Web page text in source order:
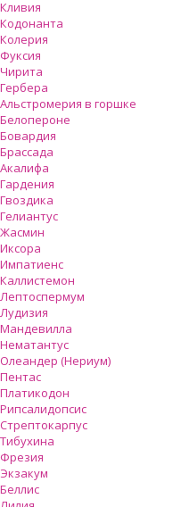
Кливия
Кодонанта
Колерия
Фуксия
Чирита
Гербера
Альстромерия в горшке
Белопероне
Бовардия
Брассада
Акалифа
Гардения
Гвоздика
Гелиантус
Жасмин
Иксора
Импатиенс
Каллистемон
Лептоспермум
Лудизия
Мандевилла
Нематантус
Олеандер (Нериум)
Пентас
Платикодон
Рипсалидопсис
Стрептокарпус
Тибухина
Фрезия
Экзакум
Беллис